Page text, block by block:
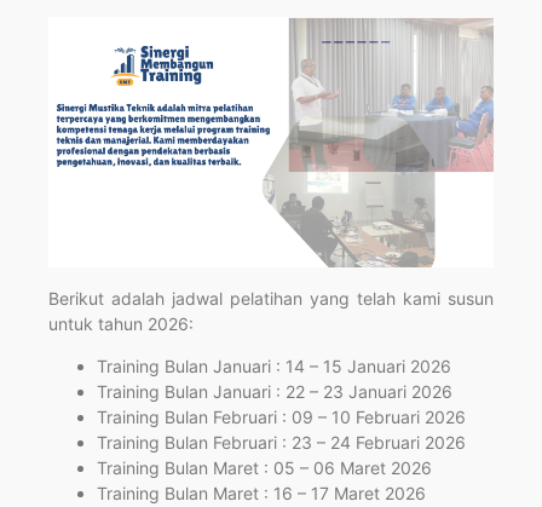
Berikut adalah jadwal pelatihan yang telah kami susun
untuk tahun 2026:
Training Bulan Januari : 14 – 15 Januari 2026
Training Bulan Januari : 22 – 23 Januari 2026
Training Bulan Februari : 09 – 10 Februari 2026
Training Bulan Februari : 23 – 24 Februari 2026
Training Bulan Maret : 05 – 06 Maret 2026
Training Bulan Maret : 16 – 17 Maret 2026